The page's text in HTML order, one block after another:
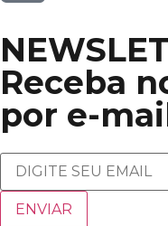
Receba
por e-